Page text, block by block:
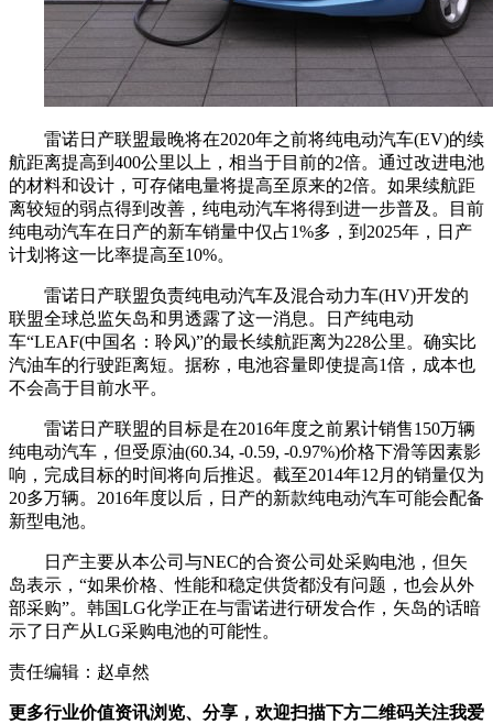
雷诺日产联盟最晚将在2020年之前将纯电动汽车(EV)的续
航距离提高到400公里以上，相当于目前的2倍。通过改进电池
的材料和设计，可存储电量将提高至原来的2倍。如果续航距
离较短的弱点得到改善，纯电动汽车将得到进一步普及。目前
纯电动汽车在日产的新车销量中仅占1%多，到2025年，日产
计划将这一比率提高至10%。
雷诺日产联盟负责纯电动汽车及混合动力车(HV)开发的
联盟全球总监矢岛和男透露了这一消息。日产纯电动
车“LEAF(中国名：聆风)”的最长续航距离为228公里。确实比
汽油车的行驶距离短。据称，电池容量即使提高1倍，成本也
不会高于目前水平。
雷诺日产联盟的目标是在2016年度之前累计销售150万辆
纯电动汽车，但受原油(60.34, -0.59, -0.97%)价格下滑等因素影
响，完成目标的时间将向后推迟。截至2014年12月的销量仅为
20多万辆。2016年度以后，日产的新款纯电动汽车可能会配备
新型电池。
日产主要从本公司与NEC的合资公司处采购电池，但矢
岛表示，“如果价格、性能和稳定供货都没有问题，也会从外
部采购”。韩国LG化学正在与雷诺进行研发合作，矢岛的话暗
示了日产从LG采购电池的可能性。
责任编辑：赵卓然
更多行业价值资讯浏览、分享，欢迎扫描下方二维码关注我爱